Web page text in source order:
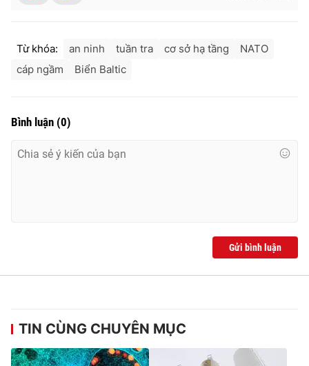
Từ khóa: an ninh tuần tra cơ sở hạ tầng
NATO
cáp ngầm
Biển Baltic
Bình luận (0)
Gửi bình luận
TIN CÙNG CHUYÊN MỤC